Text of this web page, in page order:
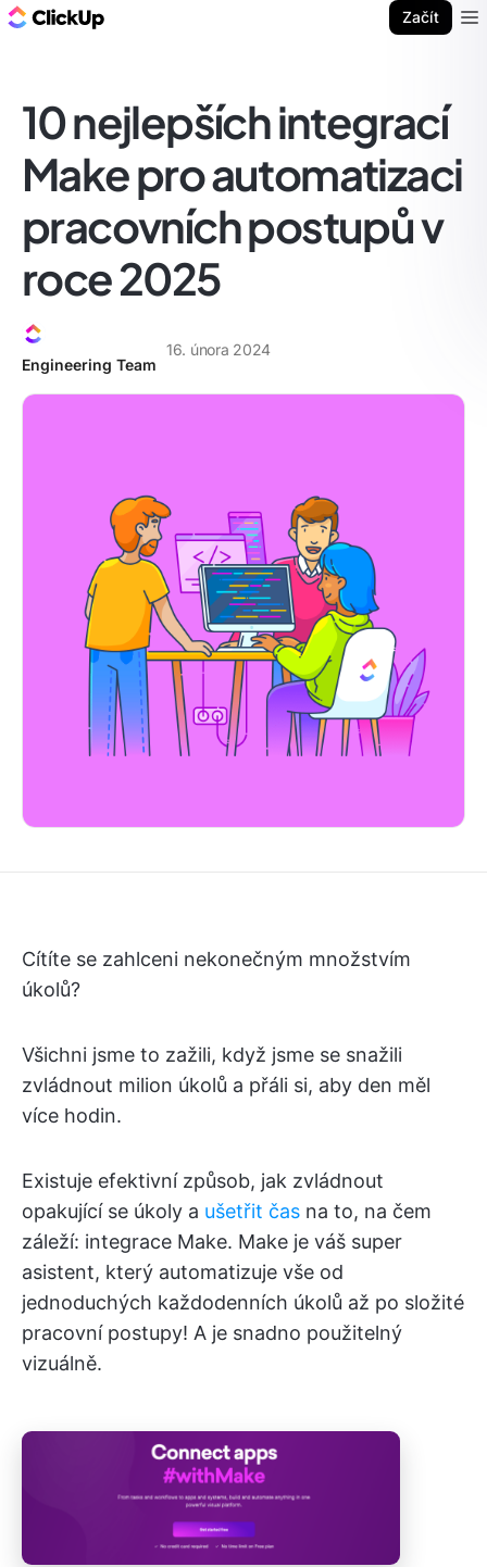
Začít
10 nejlepších integrací
Make pro automatizaci
pracovních postupů v
roce 2025
Engineering Team
16. února 2024
Cítíte se zahlceni nekonečným množstvím
úkolů?
Všichni jsme to zažili, když jsme se snažili
zvládnout milion úkolů a přáli si, aby den měl
více hodin.
Existuje efektivní způsob, jak zvládnout
opakující se úkoly a ušetřit čas na to, na čem
záleží: integrace Make. Make je váš super
asistent, který automatizuje vše od
jednoduchých každodenních úkolů až po složité
pracovní postupy! A je snadno použitelný
vizuálně.